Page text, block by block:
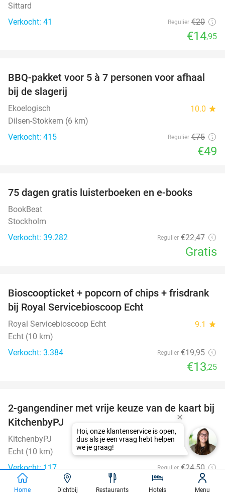
Sittard
Verkocht: 41
Regulier €20
€14,95
35%
BBQ-pakket voor 5 à 7 personen voor afhaal
bij de slagerij
Ekoelogisch 10.0 star
Dilsen-Stokkem (6 km)
Verkocht: 415
Regulier €75
€49
75 dagen gratis luisterboeken en e-books
BookBeat
Stockholm
Verkocht: 39.282
Regulier €22,47
Gratis
34%
Bioscoopticket + popcorn of chips + frisdrank
bij Royal Servicebioscoop Echt
Royal Servicebioscoop Echt 9.1 star
Echt (10 km)
Verkocht: 3.384
Regulier €19,95
€13,25
23%
2-gangendiner met vrije keuze van de kaart bij
KitchenbyPJ
KitchenbyPJ 9.0star
Echt (10 km)
Verkocht: 117
Regulier €24,50
€18
Home Dichtbij Restaurants Hotels Menu